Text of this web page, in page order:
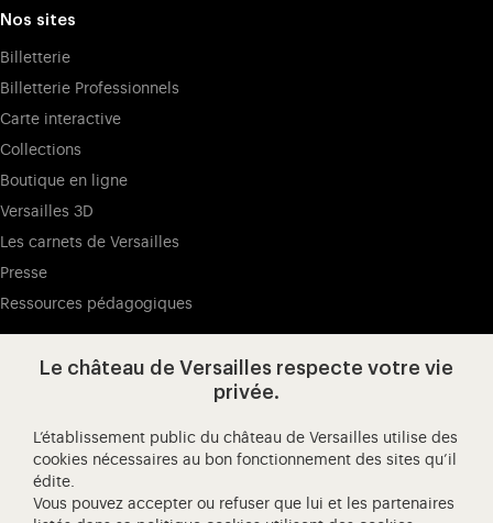
Nos sites
Billetterie
Billetterie Professionnels
Carte interactive
Collections
Boutique en ligne
Versailles 3D
Les carnets de Versailles
Presse
Ressources pédagogiques
Visitez notre Facebook (ouverture
Visitez notre X (ouverture dans un
Visitez notre Instagram
Visitez notre YouTube
Le château de Versailles respecte votre vie
privée.
L’établissement public du château de Versailles utilise des
cookies nécessaires au bon fonctionnement des sites qu’il
édite.
Vous pouvez accepter ou refuser que lui et les partenaires